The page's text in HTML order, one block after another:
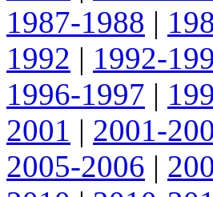
1987-1988 |
1992 | 1992-
1996-1997 |
2001 | 2001-
2005-2006 |